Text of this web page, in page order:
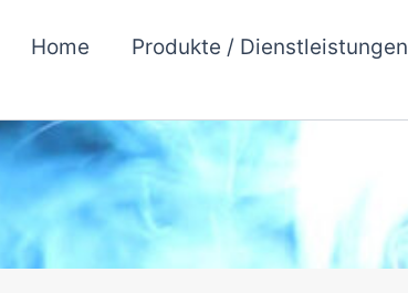
Home Produkte / Dienstleistungen